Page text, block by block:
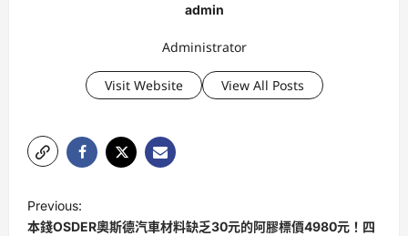
admin
Administrator
Visit Website View All Posts
o
Previous:
本錢OSDER奧斯德汽車材料缺乏30元的阿膠標價4980元！四